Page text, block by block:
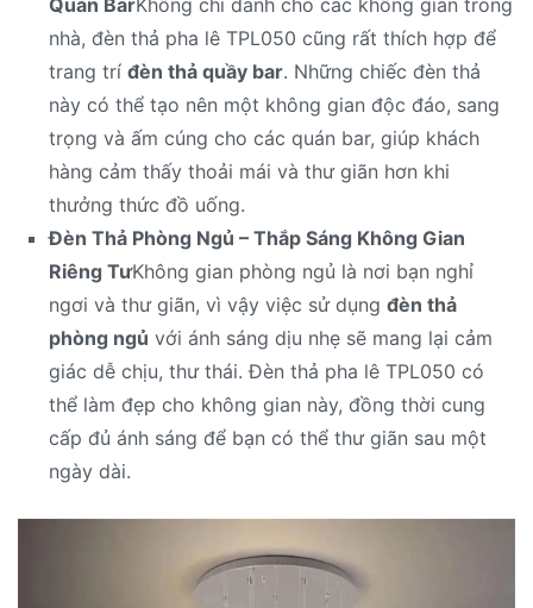
Quán BarKhông chỉ dành cho các không gian trong
nhà, đèn thả pha lê TPL050 cũng rất thích hợp để
trang trí đèn thả quầy bar. Những chiếc đèn thả
này có thể tạo nên một không gian độc đáo, sang
trọng và ấm cúng cho các quán bar, giúp khách
hàng cảm thấy thoải mái và thư giãn hơn khi
thưởng thức đồ uống.
Đèn Thả Phòng Ngủ – Thắp Sáng Không Gian
Riêng TưKhông gian phòng ngủ là nơi bạn nghỉ
ngơi và thư giãn, vì vậy việc sử dụng đèn thả
phòng ngủ với ánh sáng dịu nhẹ sẽ mang lại cảm
giác dễ chịu, thư thái. Đèn thả pha lê TPL050 có
thể làm đẹp cho không gian này, đồng thời cung
cấp đủ ánh sáng để bạn có thể thư giãn sau một
ngày dài.